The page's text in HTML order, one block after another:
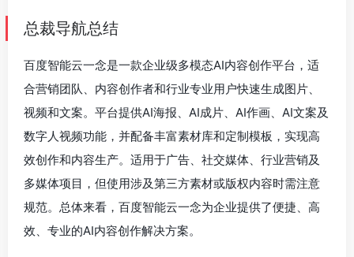
总裁导航总结
百度智能云一念是一款企业级多模态AI内容创作平台，适
合营销团队、内容创作者和行业专业用户快速生成图片、
视频和文案。平台提供AI海报、AI成片、AI作画、AI文案及
数字人视频功能，并配备丰富素材库和定制模板，实现高
效创作和内容生产。适用于广告、社交媒体、行业营销及
多媒体项目，但使用涉及第三方素材或版权内容时需注意
规范。总体来看，百度智能云一念为企业提供了便捷、高
效、专业的AI内容创作解决方案。